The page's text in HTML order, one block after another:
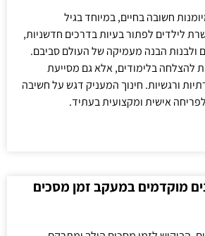
חשובה בחיים, במיוחד בגיל
לילדים לפתור בעיות בדרכים חדשניות,
ולבנות הבנה מעמיקה של העולם סביבם.
להצלחה בלימודים, אלא גם מסייעת
ורגשיות. חינוך המעניק דגש על חשיבה
אישית ומקצועית בעתיד.
מוקדמים במעקב זמן מסכים